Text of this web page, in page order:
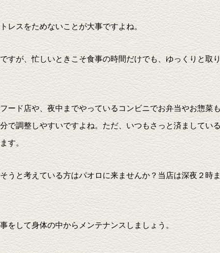
レスをためないことが大事ですよね。
すが、忙しいときこそ食事の時間だけでも、ゆっくりと取
ード店や、夜中までやっているコンビニでお弁当やお惣菜
で調整しやすいですよね。ただ、いつもさっと済ましてい
す。
うと考えている方はパオロに来ませんか？当店は深夜２時
をして身体の中からメンテナンスしましょう。